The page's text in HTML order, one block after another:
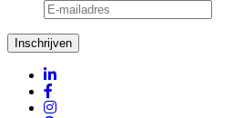
Inschrijven